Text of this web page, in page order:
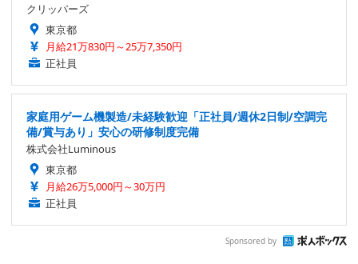
クリッパーズ
東京都
月給21万830円～25万7,350円
正社員
家庭用ゲーム機製造/未経験歓迎「正社員/週休2日制/空調完
備/賞与あり」安心の研修制度完備
株式会社Luminous
東京都
月給26万5,000円～30万円
正社員
Sponsored by